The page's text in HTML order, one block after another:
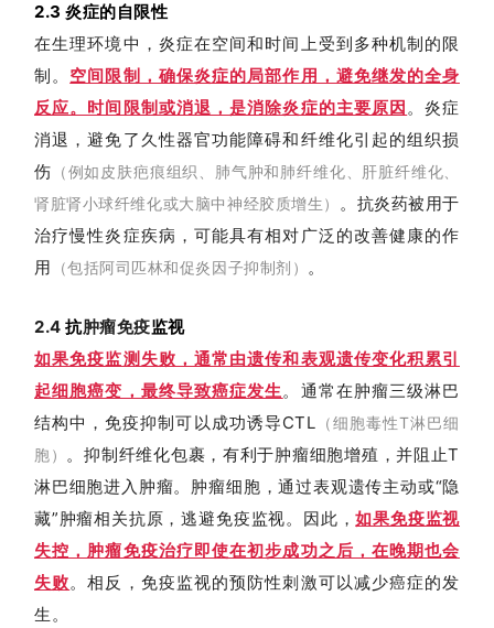
2.3炎症的自限性
在生理环境中，炎症在空间和时间上受到多种机制的限
制。 空间限制，确保炎症的局部作用，避免继发的全身
反应。时间限制或消退，是消除炎症的主要原因。炎症
消退，避免了久性器官功能障碍和纤维化引起的组织损
伤 （例如皮肤疤痕组织、肺气肿和肺纤维化、肝脏纤维化、
肾脏肾小球纤维化或大脑中神经胶质增生） 。抗炎药被用于
治疗慢性炎症疾病，可能具有相对广泛的改善健康的作
用 （包括阿司匹林和促炎因子抑制剂） 。
2.4抗肿瘤免疫监视
如果免疫监测失败，通常由遗传和表观遗传变化积累引
起细胞癌变，最终导致癌症发生。 通常在肿瘤三级淋巴
结构中，免疫抑制可以成功诱导CTL （细胞毒性T淋巴细
胞） 。抑制纤维化包裹，有利于肿瘤细胞增殖，并阻止T
淋巴细胞进入肿瘤。肿瘤细胞，通过表观遗传主动或“隐
藏”肿瘤相关抗原，逃避免疫监视。因此，如果免疫监视
失控，肿瘤免疫治疗即使在初步成功之后，在晚期也会
失败。相反，免疫监视的预防性刺激可以减少癌症的发
生。